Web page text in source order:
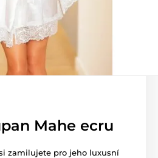
Mahe ecru
zamilujete pro jeho luxusní